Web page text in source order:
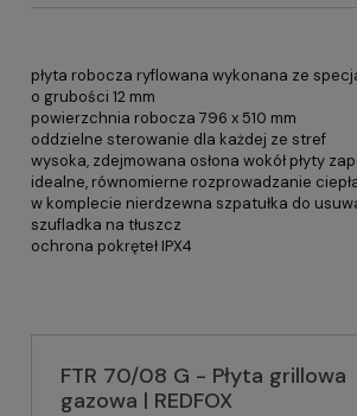
płyta robocza ryflowana wykonana ze
o grubości 12 mm
powierzchnia robocza 796 x 510 mm
oddzielne sterowanie dla każdej ze stref
wysoka, zdejmowana osłona wokół płyty
idealne, równomierne rozprowadzanie
w komplecie nierdzewna szpatułka do
szufladka na tłuszcz
ochrona pokręteł IPX4
FTR 70/08 G - Płyta grillowa
gazowa | REDFOX